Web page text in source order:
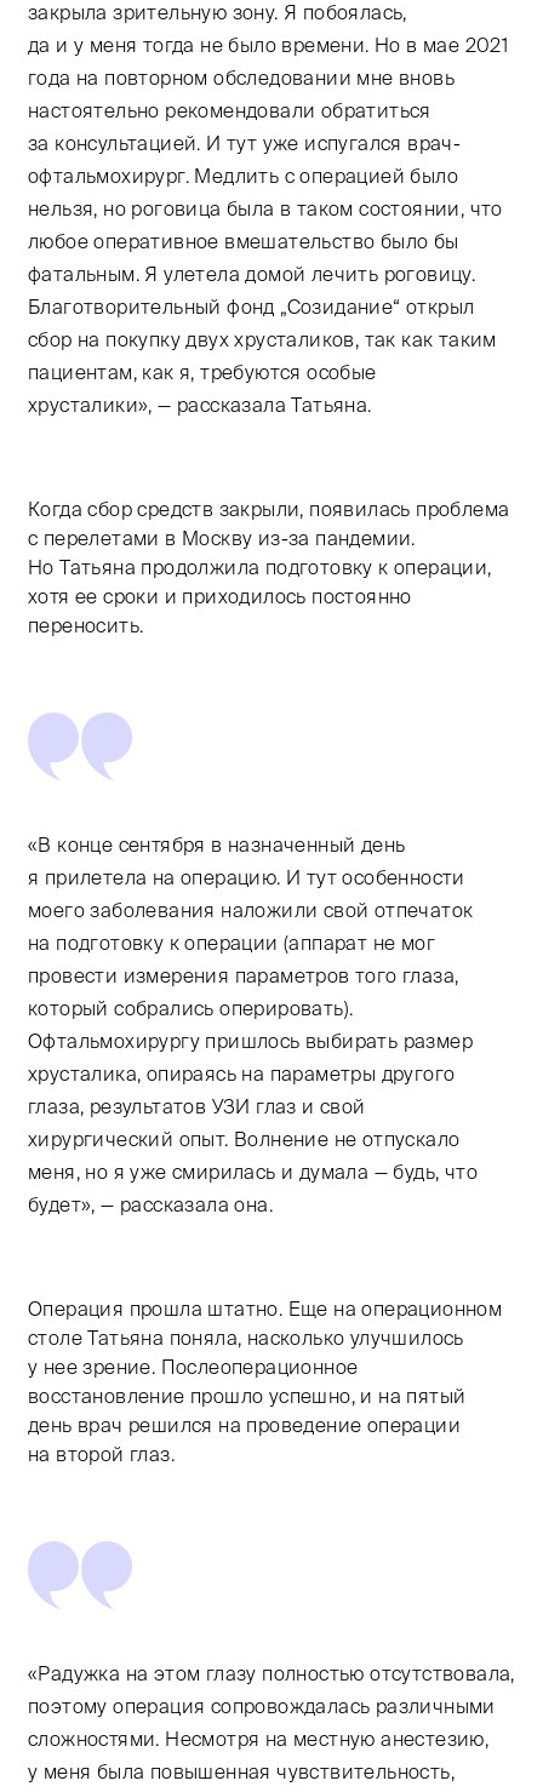
закрыла зрительную зону. Я побоялась,
да и у меня тогда не было времени. Но в мае 2021
года на повторном обследовании мне вновь
настоятельно рекомендовали обратиться
за консультацией. И тут уже испугался врач-
офтальмохирург. Медлить с операцией было
нельзя, но роговица была в таком состоянии, что
любое оперативное вмешательство было бы
фатальным. Я улетела домой лечить роговицу.
Благотворительный фонд „Созидание“ открыл
сбор на покупку двух хрусталиков, так как таким
пациентам, как я, требуются особые
хрусталики», — рассказала Татьяна.
Когда сбор средств закрыли, появилась проблема
с перелетами в Москву из-за пандемии.
Но Татьяна продолжила подготовку к операции,
хотя ее сроки и приходилось постоянно
переносить.
«В конце сентября в назначенный день
я прилетела на операцию. И тут особенности
моего заболевания наложили свой отпечаток
на подготовку к операции (аппарат не мог
провести измерения параметров того глаза,
который собрались оперировать).
Офтальмохирургу пришлось выбирать размер
хрусталика, опираясь на параметры другого
глаза, результатов УЗИ глаз и свой
хирургический опыт. Волнение не отпускало
меня, но я уже смирилась и думала — будь, что
будет», — рассказала она.
Операция прошла штатно. Еще на операционном
столе Татьяна поняла, насколько улучшилось
у нее зрение. Послеоперационное
восстановление прошло успешно, и на пятый
день врач решился на проведение операции
на второй глаз.
«Радужка на этом глазу полностью отсутствовала,
поэтому операция сопровождалась различными
сложностями. Несмотря на местную анестезию,
у меня была повышенная чувствительность,